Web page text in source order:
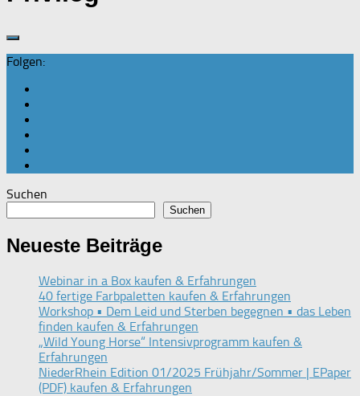
Folgen:
Suchen
Suchen
Neueste Beiträge
Webinar in a Box kaufen & Erfahrungen
40 fertige Farbpaletten kaufen & Erfahrungen
Workshop • Dem Leid und Sterben begegnen • das Leben
finden kaufen & Erfahrungen
„Wild Young Horse“ Intensivprogramm kaufen &
Erfahrungen
NiederRhein Edition 01/2025 Frühjahr/Sommer | EPaper
(PDF) kaufen & Erfahrungen